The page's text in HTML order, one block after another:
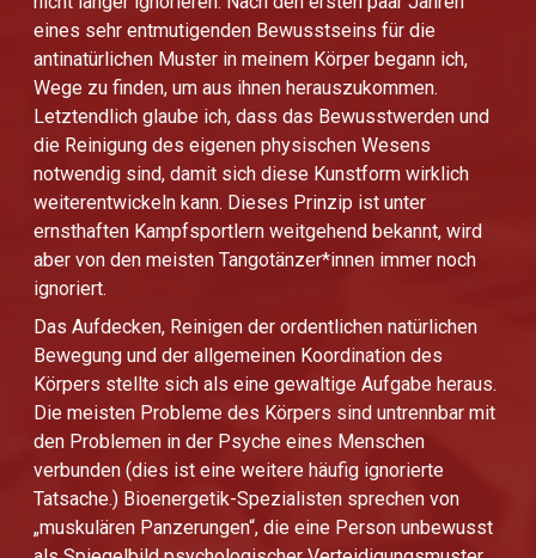
eines sehr entmutigenden Bewusstseins für die
antinatürlichen Muster in meinem Körper begann ich,
Wege zu finden, um aus ihnen herauszukommen.
Letztendlich glaube ich, dass das Bewusstwerden und
die Reinigung des eigenen physischen Wesens
notwendig sind, damit sich diese Kunstform wirklich
weiterentwickeln kann. Dieses Prinzip ist unter
ernsthaften Kampfsportlern weitgehend bekannt, wird
aber von den meisten Tangotänzer*innen immer noch
ignoriert.
Das Aufdecken, Reinigen der ordentlichen natürlichen
Bewegung und der allgemeinen Koordination des
Körpers stellte sich als eine gewaltige Aufgabe heraus.
Die meisten Probleme des Körpers sind untrennbar mit
den Problemen in der Psyche eines Menschen
verbunden (dies ist eine weitere häufig ignorierte
Tatsache.) Bioenergetik-Spezialisten sprechen von
„muskulären Panzerungen“, die eine Person unbewusst